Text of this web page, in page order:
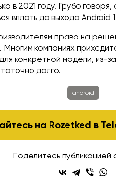
в 2021 году. Грубо
вплоть до выхода Android
право на
компаниях
конкретной модели, из-
долго.
android
на Rozetked в
Поделитесь публикацией